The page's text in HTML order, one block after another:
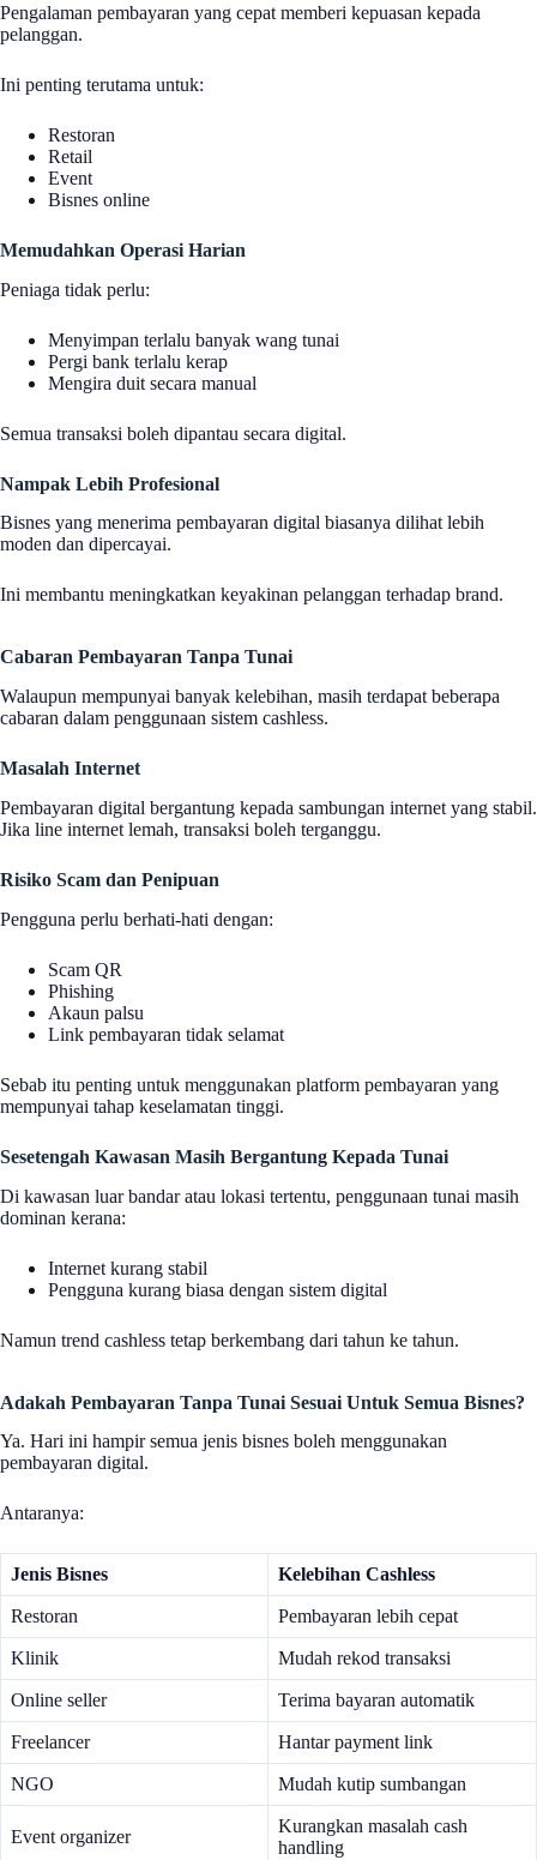
Pengalaman pembayaran yang cepat memberi kepuasan kepada
pelanggan.
Ini penting terutama untuk:
Restoran
Retail
Event
Bisnes online
Memudahkan Operasi Harian
Peniaga tidak perlu:
Menyimpan terlalu banyak wang tunai
Pergi bank terlalu kerap
Mengira duit secara manual
Semua transaksi boleh dipantau secara digital.
Nampak Lebih Profesional
Bisnes yang menerima pembayaran digital biasanya dilihat lebih
moden dan dipercayai.
Ini membantu meningkatkan keyakinan pelanggan terhadap brand.
Cabaran Pembayaran Tanpa Tunai
Walaupun mempunyai banyak kelebihan, masih terdapat beberapa
cabaran dalam penggunaan sistem cashless.
Masalah Internet
Pembayaran digital bergantung kepada sambungan internet yang stabil.
Jika line internet lemah, transaksi boleh terganggu.
Risiko Scam dan Penipuan
Pengguna perlu berhati-hati dengan:
Scam QR
Phishing
Akaun palsu
Link pembayaran tidak selamat
Sebab itu penting untuk menggunakan platform pembayaran yang
mempunyai tahap keselamatan tinggi.
Sesetengah Kawasan Masih Bergantung Kepada Tunai
Di kawasan luar bandar atau lokasi tertentu, penggunaan tunai masih
dominan kerana:
Internet kurang stabil
Pengguna kurang biasa dengan sistem digital
Namun trend cashless tetap berkembang dari tahun ke tahun.
Adakah Pembayaran Tanpa Tunai Sesuai Untuk Semua Bisnes?
Ya. Hari ini hampir semua jenis bisnes boleh menggunakan
pembayaran digital.
Antaranya:
Jenis Bisnes Kelebihan Cashless
Restoran Pembayaran lebih cepat
Klinik Mudah rekod transaksi
Online seller Terima bayaran automatik
Freelancer Hantar payment link
NGO Mudah kutip sumbangan
Event organizer
Kurangkan masalah cash
handling